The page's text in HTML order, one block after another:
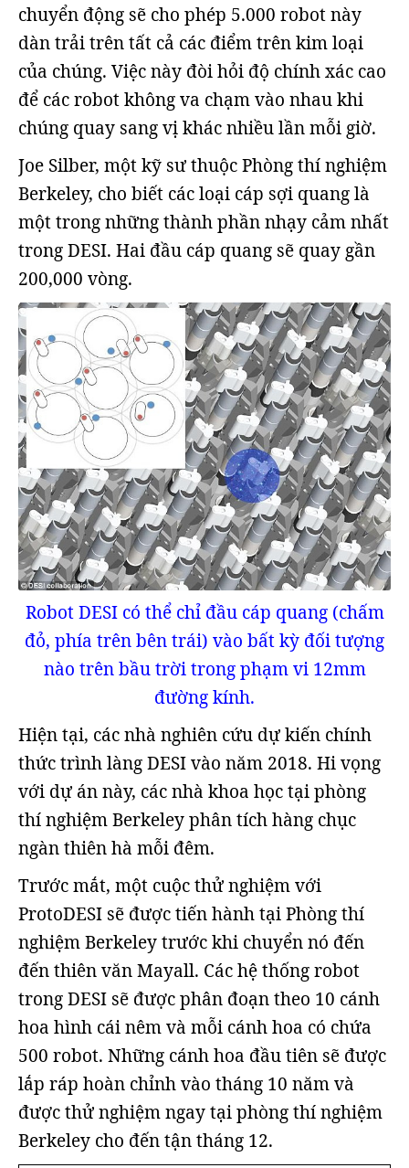
chuyển động sẽ cho phép 5.000 robot này
dàn trải trên tất cả các điểm trên kim loại
của chúng. Việc này đòi hỏi độ chính xác cao
để các robot không va chạm vào nhau khi
chúng quay sang vị khác nhiều lần mỗi giờ.
Joe Silber, một kỹ sư thuộc Phòng thí nghiệm
Berkeley, cho biết các loại cáp sợi quang là
một trong những thành phần nhạy cảm nhất
trong DESI. Hai đầu cáp quang sẽ quay gần
200,000 vòng.
Robot DESI có thể chỉ đầu cáp quang (chấm
đỏ, phía trên bên trái) vào bất kỳ đối tượng
nào trên bầu trời trong phạm vi 12mm
đường kính.
Hiện tại, các nhà nghiên cứu dự kiến chính
thức trình làng DESI vào năm 2018. Hi vọng
với dự án này, các nhà khoa học tại phòng
thí nghiệm Berkeley phân tích hàng chục
ngàn thiên hà mỗi đêm.
Trước mắt, một cuộc thử nghiệm với
ProtoDESI sẽ được tiến hành tại Phòng thí
nghiệm Berkeley trước khi chuyển nó đến
đến thiên văn Mayall. Các hệ thống robot
trong DESI sẽ được phân đoạn theo 10 cánh
hoa hình cái nêm và mỗi cánh hoa có chứa
500 robot. Những cánh hoa đầu tiên sẽ được
lắp ráp hoàn chỉnh vào tháng 10 năm và
được thử nghiệm ngay tại phòng thí nghiệm
Berkeley cho đến tận tháng 12.